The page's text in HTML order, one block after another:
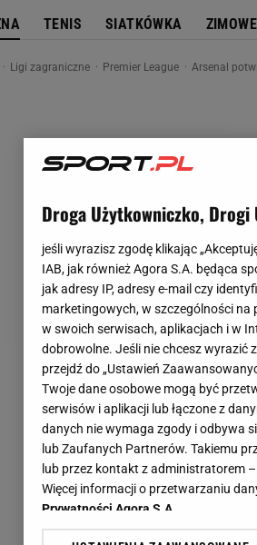
TENIS SIATKÓWKA ZIMOWE
Ligi zagraniczne Premier League Arsenal
Droga Użytkowniczko, Drogi
jeśli wyrazisz zgodę klikając
IAB, jak również Agora S.A. będąca
jak adresy IP, adresy e-mail czy
marketingowych, w szczególności
w swoich serwisach, aplikacjach i w
dobrowolne. Jeśli nie chcesz wyrazić
przejdź do „Ustawień
Twoje dane osobowe mogą być
serwisów i aplikacji lub łączone z
danych nie wymaga zgody i odbywa
lub Zaufanych Partnerów. Takiemu
lub przez kontakt z administratorem
Więcej informacji o przetwarzaniu
Prywatności Agora S.A.